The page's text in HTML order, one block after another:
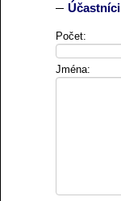
Účastníci
Počet:
Jména: